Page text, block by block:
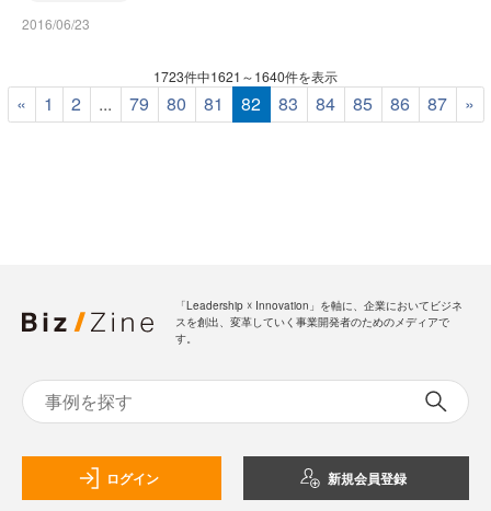
2016/06/23
1723件中1621～1640件を表示
« 1 2 ... 79 80 81 82 83 84 85 86 87 »
「Leadership ☓ Innovation」を軸に、企業においてビジネ
スを創出、変革していく事業開発者のためのメディアで
す。
ログイン 新規会員登録